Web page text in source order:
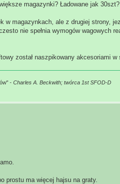
magazynki? Ładowane jak 30szt?
magazynkach, ale z drugiej strony,
nie spełnia wymogów wagowych
został naszpikowany akcesoriami
- Charles A. Beckwith; twórca 1st SFOD-D
prostu ma więcej hajsu na graty.